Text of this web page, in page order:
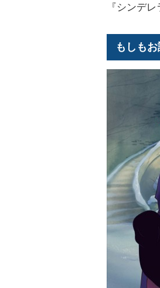
『シンデ
もしも